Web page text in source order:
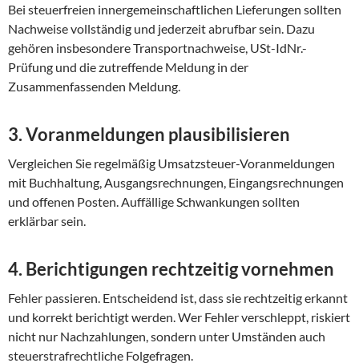
Bei steuerfreien innergemeinschaftlichen Lieferungen sollten
Nachweise vollständig und jederzeit abrufbar sein. Dazu
gehören insbesondere Transportnachweise, USt-IdNr.-
Prüfung und die zutreffende Meldung in der
Zusammenfassenden Meldung.
3. Voranmeldungen plausibilisieren
Vergleichen Sie regelmäßig Umsatzsteuer-Voranmeldungen
mit Buchhaltung, Ausgangsrechnungen, Eingangsrechnungen
und offenen Posten. Auffällige Schwankungen sollten
erklärbar sein.
4. Berichtigungen rechtzeitig vornehmen
Fehler passieren. Entscheidend ist, dass sie rechtzeitig erkannt
und korrekt berichtigt werden. Wer Fehler verschleppt, riskiert
nicht nur Nachzahlungen, sondern unter Umständen auch
steuerstrafrechtliche Folgefragen.